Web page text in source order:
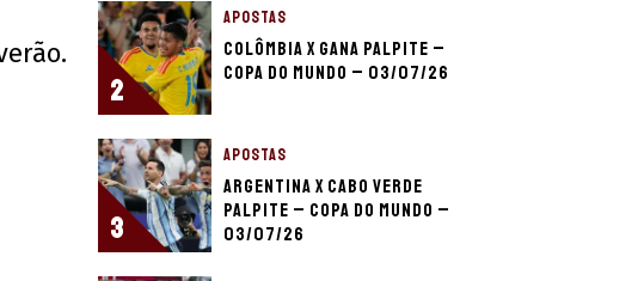
2
APOSTAS
Colômbia x Gana palpite –
Copa do Mundo – 03/07/26
3
APOSTAS
Argentina x Cabo Verde
palpite – Copa do Mundo –
03/07/26